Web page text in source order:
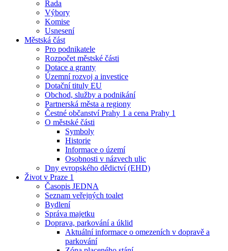
Rada
Výbory
Komise
Usnesení
Městská část
Pro podnikatele
Rozpočet městské části
Dotace a granty
Územní rozvoj a investice
Dotační tituly EU
Obchod, služby a podnikání
Partnerská města a regiony
Čestné občanství Prahy 1 a cena Prahy 1
O městské části
Symboly
Historie
Informace o území
Osobnosti v názvech ulic
Dny evropského dědictví (EHD)
Život v Praze 1
Časopis JEDNA
Seznam veřejných toalet
Bydlení
Správa majetku
Doprava, parkování a úklid
Aktuální informace o omezeních v dopravě a
parkování